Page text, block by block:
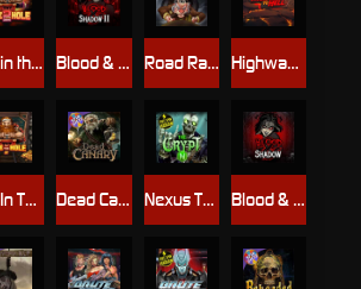
Highway to Hell
Blood & Shadow
Blood & Shadow 2
Nexus The Crypt
Fire in the Hole 2
Fire In The Hole xBomb
Road Rage
Dead Canary